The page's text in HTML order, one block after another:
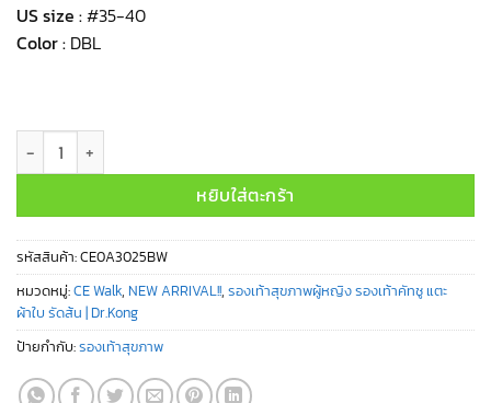
US size :#35-40
Color : DBL
จำนวน CE0A3025BW ชิ้น
หยิบใส่ตะกร้า
รหัสสินค้า:CE0A3025BW
หมวดหมู่:CE Walk, NEW ARRIVAL!!, รองเท้าสุขภาพผู้หญิง รองเท้าคัทชู แตะ
ผ้าใบ รัดส้น | Dr.Kong
ป้ายกำกับ:รองเท้าสุขภาพ